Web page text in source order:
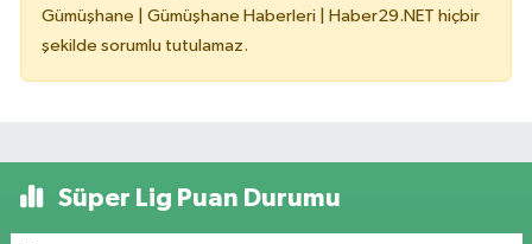
Gümüşhane | Gümüşhane Haberleri | Haber29.NET hiçbir
şekilde sorumlu tutulamaz.
Süper Lig Puan Durumu